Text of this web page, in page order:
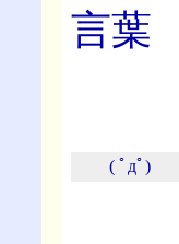
言葉
( ﾟдﾟ) （